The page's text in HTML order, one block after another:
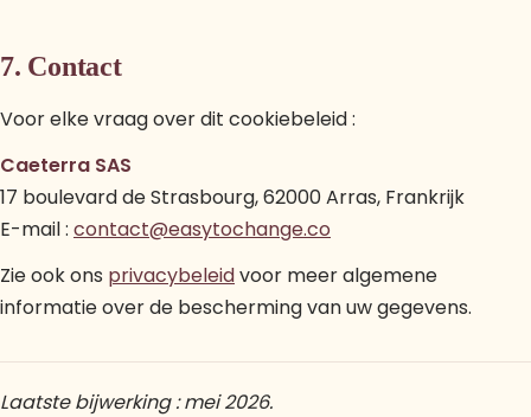
7. Contact
Voor elke vraag over dit cookiebeleid :
Caeterra SAS
17 boulevard de Strasbourg, 62000 Arras, Frankrijk
E-mail : contact@easytochange.co
Zie ook ons privacybeleidvoor meer algemene
informatie over de bescherming van uw gegevens.
Laatste bijwerking : mei 2026.